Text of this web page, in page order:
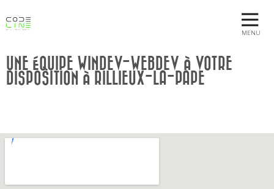
MENU
UNE ÉQUIPE WINDEV-WEBDEV À VOTRE
DISPOSITION À RILLIEUX-LA-PAPE